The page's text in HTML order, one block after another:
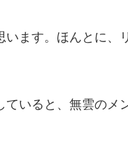
ます。ほんとに、
いると、無雲のメ